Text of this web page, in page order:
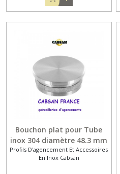
Bouchon plat pour Tube
inox 304 diamètre 48.3 mm
Profils D'agencement Et Accessoires
En Inox Cabsan